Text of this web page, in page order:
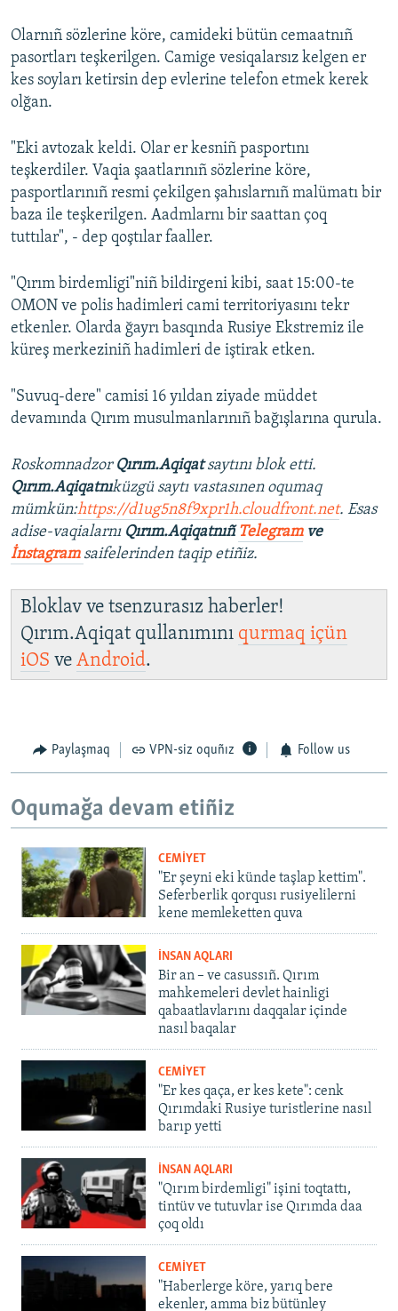
Olarnıñ sözlerine köre, camideki bütün cemaatnıñ
pasortları teşkerilgen. Camige vesiqalarsız kelgen er
kes soyları ketirsin dep evlerine telefon etmek kerek
olğan.
"Eki avtozak keldi. Olar er kesniñ pasportını
teşkerdiler. Vaqia şaatlarınıñ sözlerine köre,
pasportlarınıñ resmi çekilgen şahıslarnıñ malümatı bir
baza ile teşkerilgen. Aadmlarnı bir saattan çoq
tuttılar", - dep qoştılar faaller.
"Qırım birdemligi"niñ bildirgeni kibi, saat 15:00-te
OMON ve polis hadimleri cami territoriyasını tekr
etkenler. Olarda ğayrı basqında Rusiye Ekstremiz ile
küreş merkeziniñ hadimleri de iştirak etken.
"Suvuq-dere" camisi 16 yıldan ziyade müddet
devamında Qırım musulmanlarınıñ bağışlarına qurula.
Roskomnadzor Qırım.Aqiqatsaytını blok etti.
Qırım.Aqiqatnıküzgü saytı vastasınen oqumaq
mümkün:https://d1ug5n8f9xpr1h.cloudfront.net. Esas
adise-vaqialarnı Qırım.Aqiqatnıñ Telegramve
İnstagram saifelerinden taqip etiñiz.
Bloklav ve tsenzurasız haberler!
Qırım.Aqiqat qullanımını qurmaq içün
iOS ve Android.
Paylaşmaq VPN-siz oquñız Follow us
Oqumağa devam etiñiz
CEMİYET
"Er şeyni eki künde taşlap kettim".
Seferberlik qorqusı rusiyelilerni
kene memleketten quva
İNSAN AQLARI
Bir an – ve casussıñ. Qırım
mahkemeleri devlet hainligi
qabaatlavlarını daqqalar içinde
nasıl baqalar
CEMİYET
"Er kes qaça, er kes kete": cenk
Qırımdaki Rusiye turistlerine nasıl
barıp yetti
İNSAN AQLARI
"Qırım birdemligi" işini toqtattı,
tintüv ve tutuvlar ise Qırımda daa
çoq oldı
CEMİYET
"Haberlerge köre, yarıq bere
ekenler, amma biz bütünley